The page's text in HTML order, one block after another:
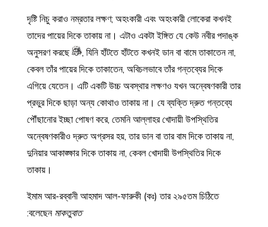
দৃষ্টি নিচু করাও নম্রতার লক্ষণ; অহংকারী এবং অহংকারী লোকেরা কখনই
তাদের পায়ের দিকে তাকায় না। এটাও একটা ইঙ্গিত যে কেউ নবীর পদাঙ্ক
অনুসরণ করছে
, যিনি হাঁটতে হাঁটতে কখনই ডান বা বামে তাকাতেন না,
কেবল তাঁর পায়ের দিকে তাকাতেন, অবিচলভাবে তাঁর গন্তব্যের দিকে
এগিয়ে যেতেন। এটি একটি উচ্চ অবস্থার লক্ষণও যখন অন্বেষণকারী তার
প্রভুর দিকে ছাড়া অন্য কোথাও তাকায় না। যে ব্যক্তি দ্রুত গন্তব্যে
পৌঁছানোর ইচ্ছা পোষণ করে, তেমনি আল্লাহর খোদায়ী উপস্থিতির
অন্বেষণকারীও দ্রুত অগ্রসর হয়, তার ডান বা তার বাম দিকে তাকায় না,
দুনিয়ার আকাঙ্ক্ষার দিকে তাকায় না, কেবল খোদায়ী উপস্থিতির দিকে
তাকায়।
ইমাম আর-রব্বানী আহমাদ আল-ফারুকী (কঃ) তার ২৯৫তম চিঠিতে
বলেছেনমাকতুবাত
: